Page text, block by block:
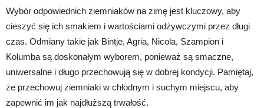
Wybór odpowiednich ziemniaków na zimę jest kluczowy, aby
cieszyć się ich smakiem i wartościami odżywczymi przez długi
czas. Odmiany takie jak Bintje, Agria, Nicola, Szampion i
Kolumba są doskonałym wyborem, ponieważ są smaczne,
uniwersalne i długo przechowują się w dobrej kondycji. Pamiętaj,
że przechowuj ziemniaki w chłodnym i suchym miejscu, aby
zapewnić im jak najdłuższą trwałość.